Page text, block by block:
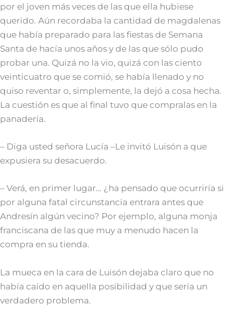
por el joven más veces de las que ella hubiese
querido. Aún recordaba la cantidad de magdalenas
que había preparado para las fiestas de Semana
Santa de hacía unos años y de las que sólo pudo
probar una. Quizá no la vio, quizá con las ciento
veinticuatro que se comió, se había llenado y no
quiso reventar o, simplemente, la dejó a cosa hecha.
La cuestión es que al final tuvo que compralas en la
panadería.
– Diga usted señora Lucía –Le invitó Luisón a que
expusiera su desacuerdo.
– Verá, en primer lugar… ¿ha pensado que ocurriría si
por alguna fatal circunstancia entrara antes que
Andresín algún vecino? Por ejemplo, alguna monja
franciscana de las que muy a menudo hacen la
compra en su tienda.
La mueca en la cara de Luisón dejaba claro que no
había caído en aquella posibilidad y que sería un
verdadero problema.